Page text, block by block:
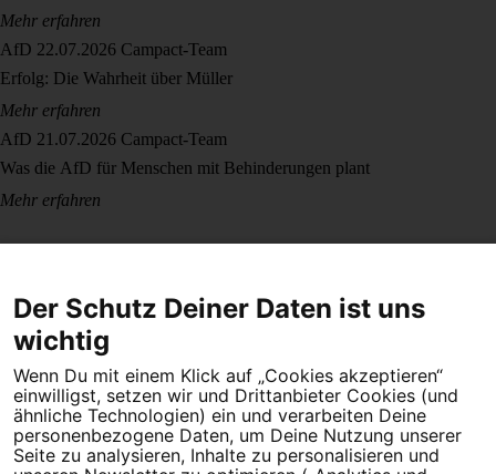
Mehr erfahren
AfD 22.07.2026 Campact-Team
Erfolg: Die Wahrheit über Müller
Mehr erfahren
AfD 21.07.2026 Campact-Team
Was die AfD für Menschen mit Behinderungen plant
Mehr erfahren
Dein Engagement macht den Unterschied. Schließe Dich 4,5
Millionen Menschen an.
Newsletter bestellen
Der Schutz Deiner Daten ist uns
wichtig
Wenn Du mit einem Klick auf „Cookies akzeptieren“
einwilligst, setzen wir und Drittanbieter Cookies (und
ähnliche Technologien) ein und verarbeiten Deine
personenbezogene Daten, um Deine Nutzung unserer
Seite zu analysieren, Inhalte zu personalisieren und